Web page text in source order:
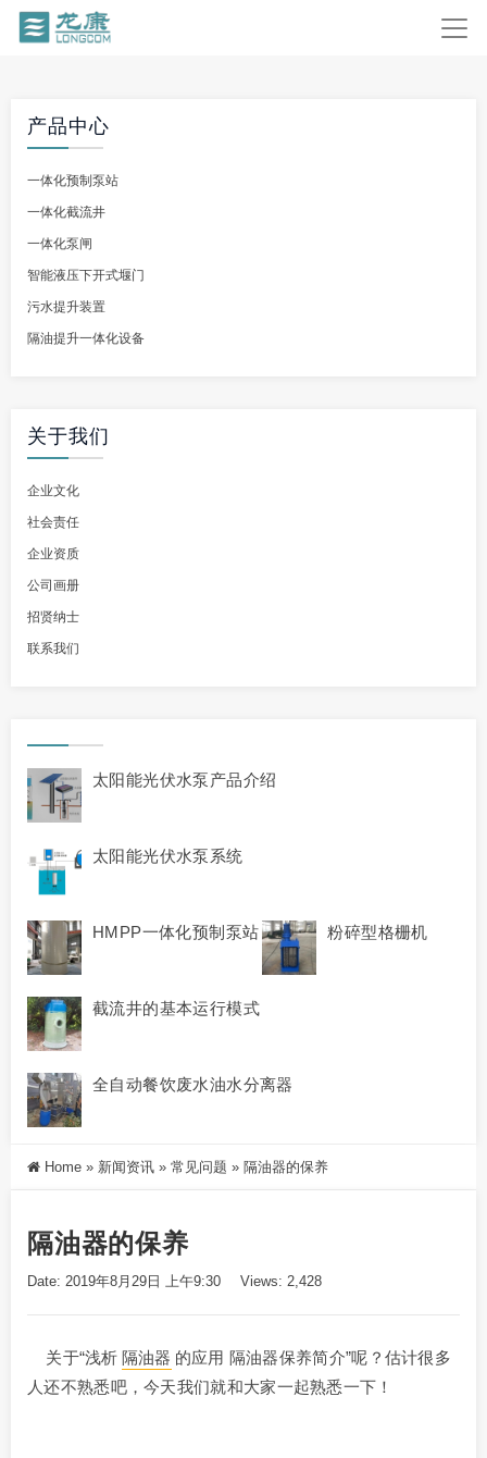
产品中心
一体化预制泵站
一体化截流井
一体化泵闸
智能液压下开式堰门
污水提升装置
隔油提升一体化设备
关于我们
企业文化
社会责任
企业资质
公司画册
招贤纳士
联系我们
太阳能光伏水泵产品介绍
太阳能光伏水泵系统
HMPP一体化预制泵站 粉碎型格栅机
截流井的基本运行模式
全自动餐饮废水油水分离器
Home » 新闻资讯 » 常见问题 » 隔油器的保养
隔油器的保养
Date: 2019年8月29日 上午9:30 Views: 2,428
关于“浅析 隔油器 的应用 隔油器保养简介”呢？估计很多
人还不熟悉吧，今天我们就和大家一起熟悉一下！